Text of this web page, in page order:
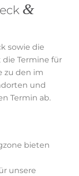
&
sowie die
die Termine für
zu den im
und
Termin ab.
bieten
unsere